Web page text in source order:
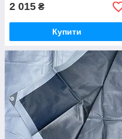
2 015 ₴
Купити